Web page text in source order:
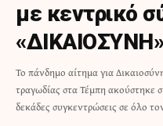
με κεντρικό
«ΔΙΚΑΙΟΣΥΝΗ»
Το πάνδημο αίτημα για
τραγωδίας στα Τέμπη ακούστηκε
δεκάδες συγκεντρώσεις σε όλο